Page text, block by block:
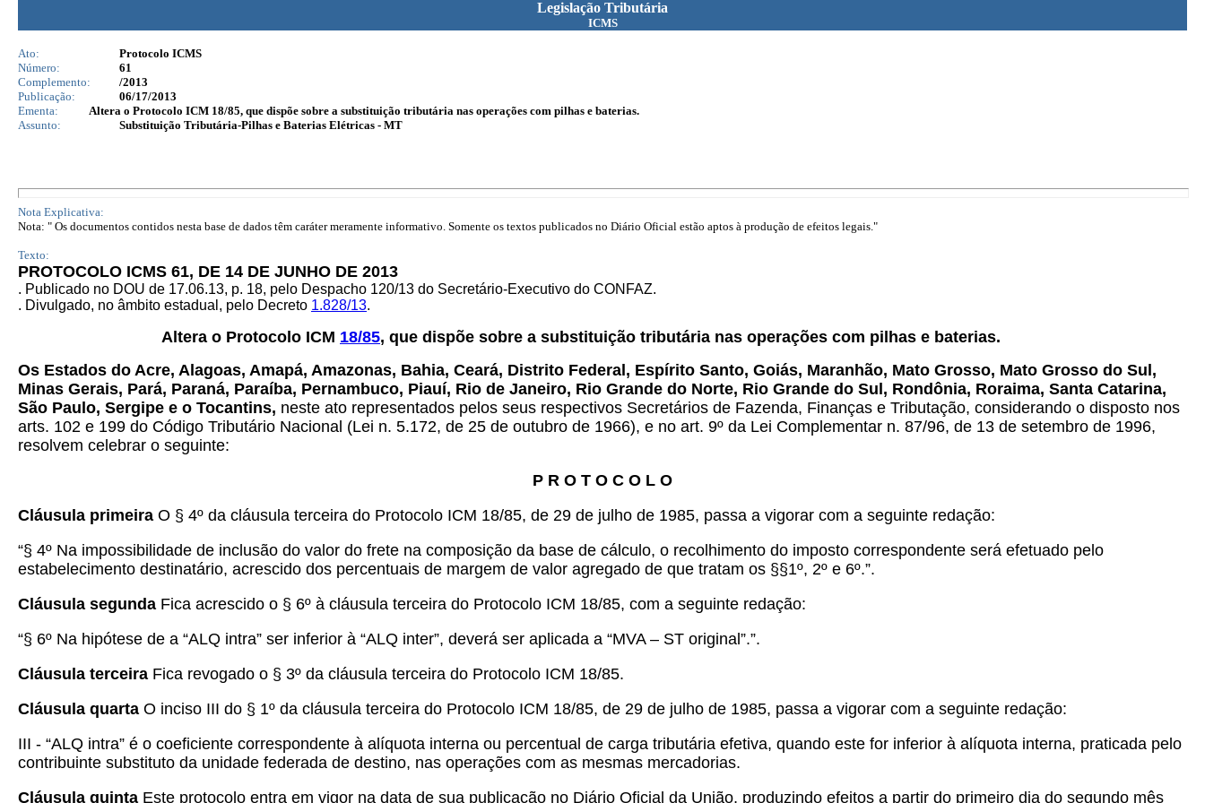
Legislação Tributária
ICMS
Ato:
Protocolo ICMS
Número:
61
Complemento:
/2013
Publicação:
06/17/2013
Ementa:
Altera o Protocolo ICM 18/85, que dispõe sobre a substituição tributária nas operações com pilhas e baterias.
Assunto:
Substituição Tributária-Pilhas e Baterias Elétricas - MT
Nota Explicativa:
Nota: " Os documentos contidos nesta base de dados têm caráter meramente informativo. Somente os textos publicados no Diário Oficial estão aptos à produção de efeitos legais."
Texto:
PROTOCOLO ICMS 61, DE 14 DE JUNHO DE 2013
. Publicado no DOU de 17.06.13, p. 18, pelo Despacho 120/13 do Secretário-Executivo do CONFAZ.
. Divulgado, no âmbito estadual, pelo Decreto 1.828/13.
Altera o Protocolo ICM 18/85, que dispõe sobre a substituição tributária nas operações com pilhas e baterias.
Os Estados do Acre, Alagoas, Amapá, Amazonas, Bahia, Ceará, Distrito Federal, Espírito Santo, Goiás, Maranhão, Mato Grosso, Mato Grosso do Sul,
Minas Gerais, Pará, Paraná, Paraíba, Pernambuco, Piauí, Rio de Janeiro, Rio Grande do Norte, Rio Grande do Sul, Rondônia, Roraima, Santa Catarina,
São Paulo, Sergipe e o Tocantins, neste ato representados pelos seus respectivos Secretários de Fazenda, Finanças e Tributação, considerando o disposto nos
arts. 102 e 199 do Código Tributário Nacional (Lei n. 5.172, de 25 de outubro de 1966), e no art. 9º da Lei Complementar n. 87/96, de 13 de setembro de 1996,
resolvem celebrar o seguinte:
P R O T O C O L O
Cláusula primeira O § 4º da cláusula terceira do Protocolo ICM 18/85, de 29 de julho de 1985, passa a vigorar com a seguinte redação:
“§ 4º Na impossibilidade de inclusão do valor do frete na composição da base de cálculo, o recolhimento do imposto correspondente será efetuado pelo
estabelecimento destinatário, acrescido dos percentuais de margem de valor agregado de que tratam os §§1º, 2º e 6º.”.
Cláusula segunda Fica acrescido o § 6º à cláusula terceira do Protocolo ICM 18/85, com a seguinte redação:
“§ 6º Na hipótese de a “ALQ intra” ser inferior à “ALQ inter”, deverá ser aplicada a “MVA – ST original”.”.
Cláusula terceira Fica revogado o § 3º da cláusula terceira do Protocolo ICM 18/85.
Cláusula quarta O inciso III do § 1º da cláusula terceira do Protocolo ICM 18/85, de 29 de julho de 1985, passa a vigorar com a seguinte redação:
III - “ALQ intra” é o coeficiente correspondente à alíquota interna ou percentual de carga tributária efetiva, quando este for inferior à alíquota interna, praticada pelo
contribuinte substituto da unidade federada de destino, nas operações com as mesmas mercadorias.
Cláusula quinta Este protocolo entra em vigor na data de sua publicação no Diário Oficial da União, produzindo efeitos a partir do primeiro dia do segundo mês